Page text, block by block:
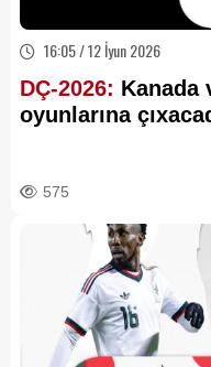
16:05 / 12 İyun 2026
DÇ-2026: Kanada
oyunlarına
575